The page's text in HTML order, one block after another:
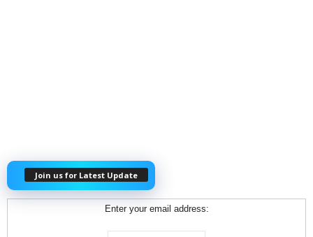
Join us for Latest Update
Enter your email address: